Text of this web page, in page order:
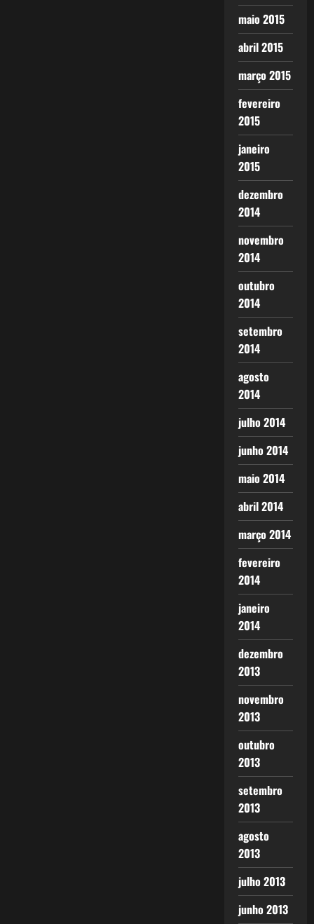
maio 2015
abril 2015
março 2015
fevereiro
2015
janeiro
2015
dezembro
2014
novembro
2014
outubro
2014
setembro
2014
agosto
2014
julho 2014
junho 2014
maio 2014
abril 2014
março 2014
fevereiro
2014
janeiro
2014
dezembro
2013
novembro
2013
outubro
2013
setembro
2013
agosto
2013
julho 2013
junho 2013